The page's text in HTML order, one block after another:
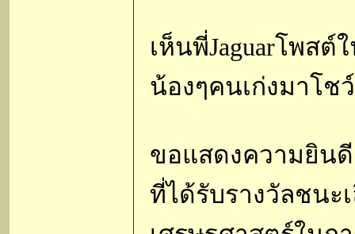
เห็นพี่Jaguarโพสต์
น้องๆคนเก่งมาโช
ขอแสดงความยิน
ที่ได้รับรางวัลชน